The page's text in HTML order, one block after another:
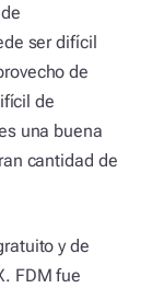
ser difícil
de
de
una buena
cantidad de
y de
FDM fue